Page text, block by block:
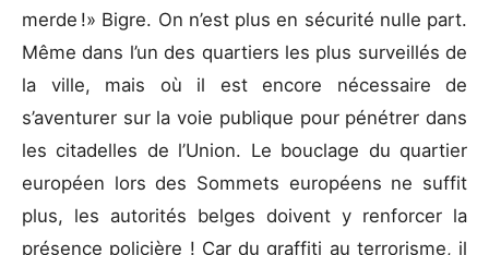
merde !» Bigre. On n’est plus en sécurité nulle part.
Même dans l’un des quartiers les plus surveillés de
la ville, mais où il est encore nécessaire de
s’aventurer sur la voie publique pour pénétrer dans
les citadelles de l’Union. Le bouclage du quartier
européen lors des Sommets européens ne suffit
plus, les autorités belges doivent y renforcer la
présence policière ! Car du graffiti au terrorisme, il